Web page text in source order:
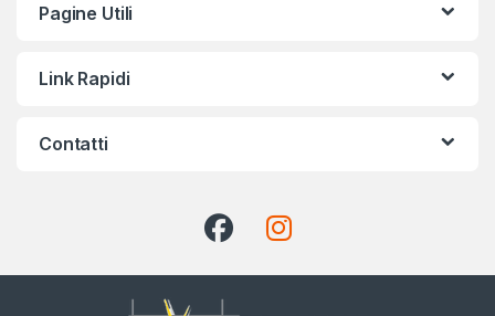
Pagine Utili
Link Rapidi
Contatti